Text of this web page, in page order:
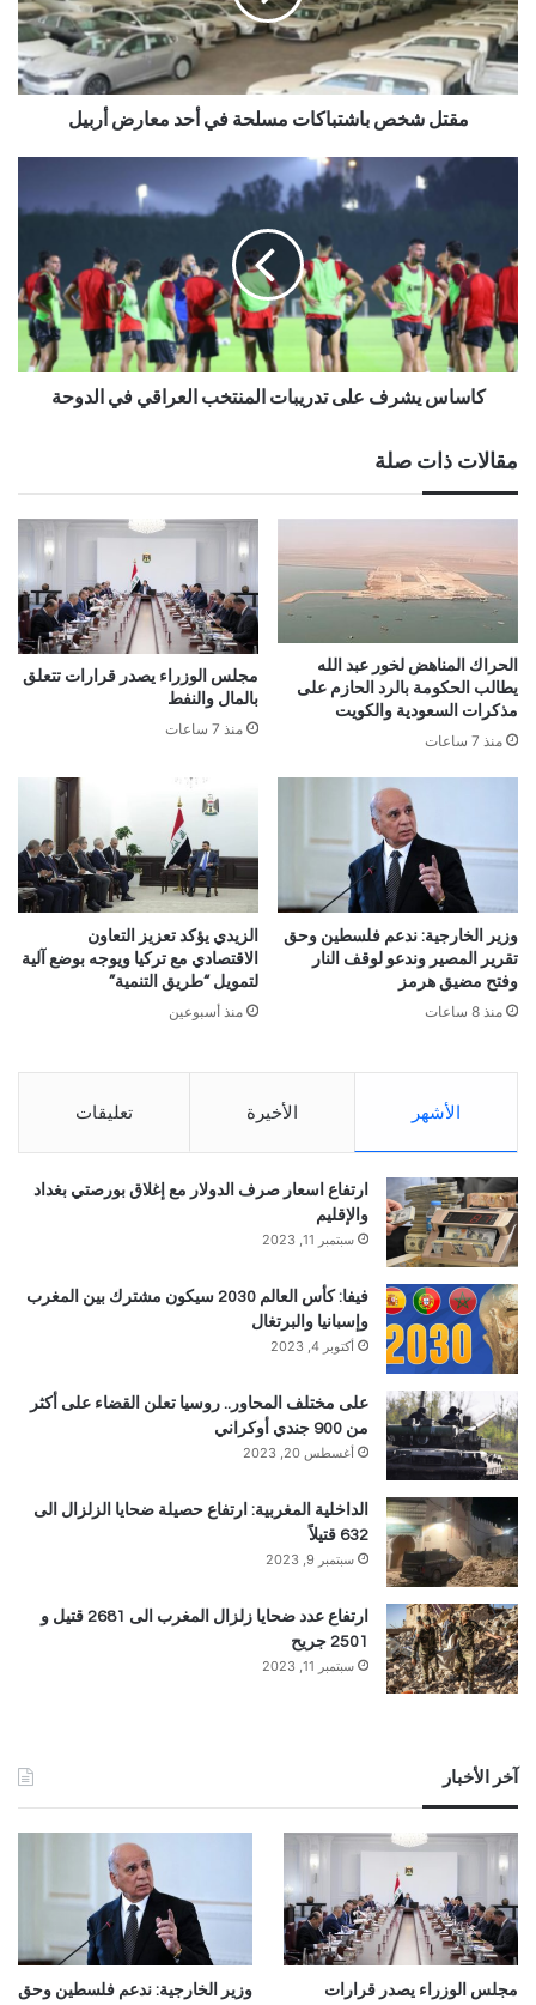
مقتل شخص باشتباكات مسلحة في أحد معارض أربيل
كاساس يشرف على تدريبات المنتخب العراقي في الدوحة
مقالات ذات صلة
الحراك المناهض لخور عبد الله
يطالب الحكومة بالرد الحازم على
مذكرات السعودية والكويت
منذ 7 ساعات
مجلس الوزراء يصدر قرارات تتعلق
بالمال والنفط
منذ 7 ساعات
وزير الخارجية: ندعم فلسطين وحق
تقرير المصير وندعو لوقف النار
وفتح مضيق هرمز
منذ 8 ساعات
الزيدي يؤكد تعزيز التعاون
الاقتصادي مع تركيا ويوجه بوضع آلية
لتمويل “طريق التنمية”
منذ أسبوعين
الأشهر الأخيرة تعليقات
ارتفاع اسعار صرف الدولار مع إغلاق بورصتي بغداد
والإقليم
سبتمبر 11, 2023
فيفا: كأس العالم 2030 سيكون مشترك بين المغرب
وإسبانيا والبرتغال
أكتوبر 4, 2023
على مختلف المحاور.. روسيا تعلن القضاء على أكثر
من 900 جندي أوكراني
أغسطس 20, 2023
الداخلية المغربية: ارتفاع حصيلة ضحايا الزلزال الى
632 قتيلاً
سبتمبر 9, 2023
ارتفاع عدد ضحايا زلزال المغرب الى 2681 قتيل و
2501 جريح
سبتمبر 11, 2023
آخر الأخبار
مجلس الوزراء يصدر قرارات
وزير الخارجية: ندعم فلسطين وحق